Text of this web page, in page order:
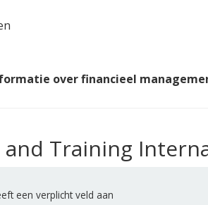
over financieel
Training
een verplicht veld aan